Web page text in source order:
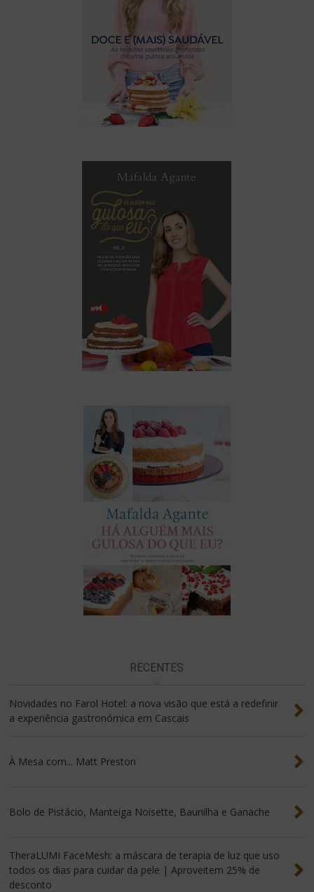
RECENTES
Novidades no Farol Hotel: a nova visão que está a redefinir
a experiência gastronómica em Cascais
À Mesa com... Matt Preston
Bolo de Pistácio, Manteiga Noisette, Baunilha e Ganache
TheraLUMI FaceMesh: a máscara de terapia de luz que uso
todos os dias para cuidar da pele | Aproveitem 25% de
desconto